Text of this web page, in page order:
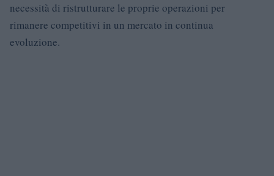
necessità di ristrutturare le proprie operazioni per
rimanere competitivi in un mercato in continua
evoluzione.